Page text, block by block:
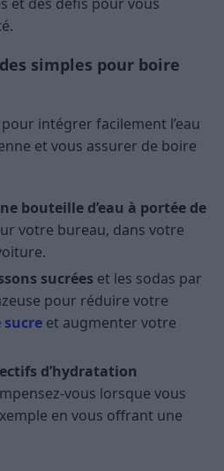
simples pour boire
intégrer facilement l’eau
et vous assurer de boire
bouteille d’eau à portée de
votre bureau, dans votre
sucrées et les sodas par
pour réduire votre
et augmenter votre
d’hydratation
vous lorsque vous
en vous offrant une